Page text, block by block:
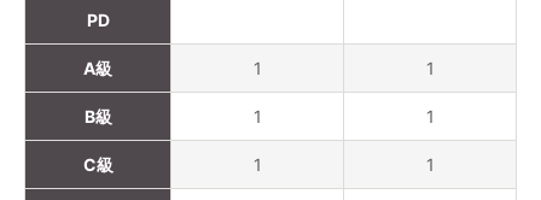
PD
A級
B級
C級
1
1
1
1
1
1